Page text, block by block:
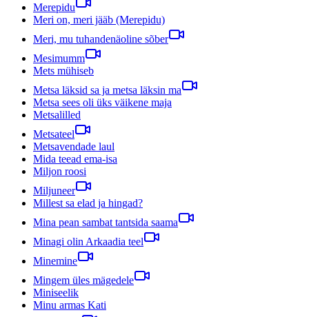
Merepidu
Meri on, meri jääb (Merepidu)
Meri, mu tuhandenäoline sõber
Mesimumm
Mets mühiseb
Metsa läksid sa ja metsa läksin ma
Metsa sees oli üks väikene maja
Metsalilled
Metsateel
Metsavendade laul
Mida teead ema-isa
Miljon roosi
Miljuneer
Millest sa elad ja hingad?
Mina pean sambat tantsida saama
Minagi olin Arkaadia teel
Minemine
Mingem üles mägedele
Miniseelik
Minu armas Kati